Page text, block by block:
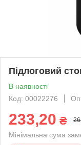
Підлоговий
В наявності
Код: 00022276
233,20 ₴
Мінімальна сума